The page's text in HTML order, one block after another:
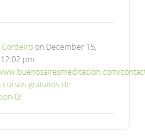
Cordeiro on December 15,
pm
cursos-gratuitos-de-
0/